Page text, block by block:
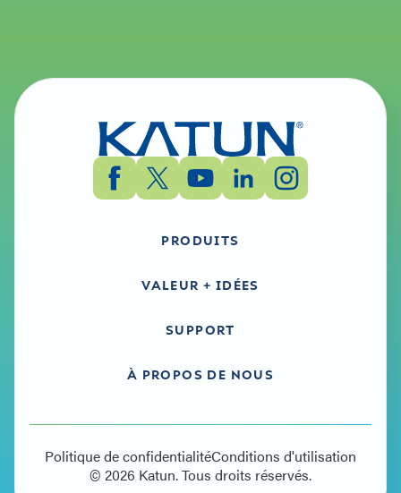
PRODUITS
VALEUR + IDÉES
SUPPORT
À PROPOS DE NOUS
© 2026 Katun. Tous droits réservés.
Politique de confidentialitéConditions d'utilisation